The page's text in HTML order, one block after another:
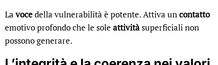
Lavocedella vulnerabilità è potente. Attiva uncontatto
emotivo profondo che le sole attivitàsuperficiali non
possono generare.